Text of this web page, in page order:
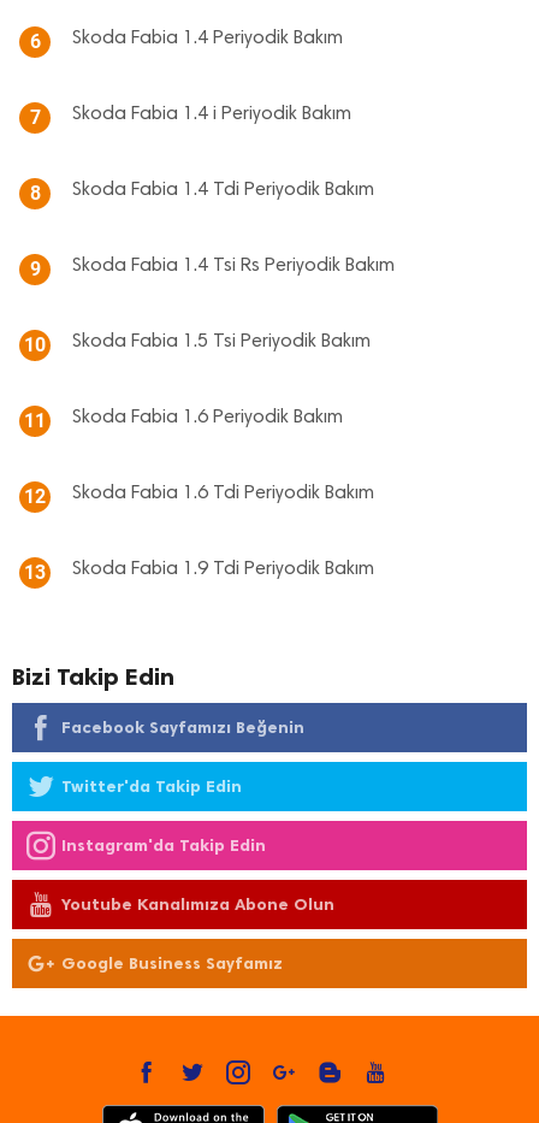
6 Skoda Fabia 1.4 Periyodik Bakım
7 Skoda Fabia 1.4 i Periyodik Bakım
8 Skoda Fabia 1.4 Tdi Periyodik Bakım
9 Skoda Fabia 1.4 Tsi Rs Periyodik Bakım
10 Skoda Fabia 1.5 Tsi Periyodik Bakım
11 Skoda Fabia 1.6 Periyodik Bakım
12 Skoda Fabia 1.6 Tdi Periyodik Bakım
13 Skoda Fabia 1.9 Tdi Periyodik Bakım
Bizi Takip Edin
Facebook Sayfamızı Beğenin
Twitter'da Takip Edin
Instagram'da Takip Edin
Youtube Kanalımıza Abone Olun
Google Business Sayfamız